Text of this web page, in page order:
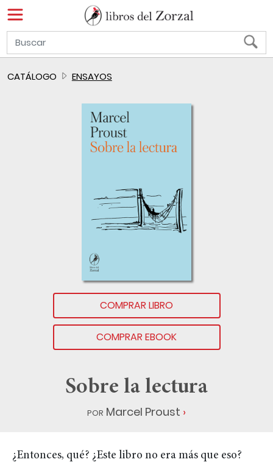
CATÁLOGO ENSAYOS
COMPRAR LIBRO
COMPRAR EBOOK
Sobre la lectura
por Marcel Proust
¿Entonces, qué? ¿Este libro no era más que eso?